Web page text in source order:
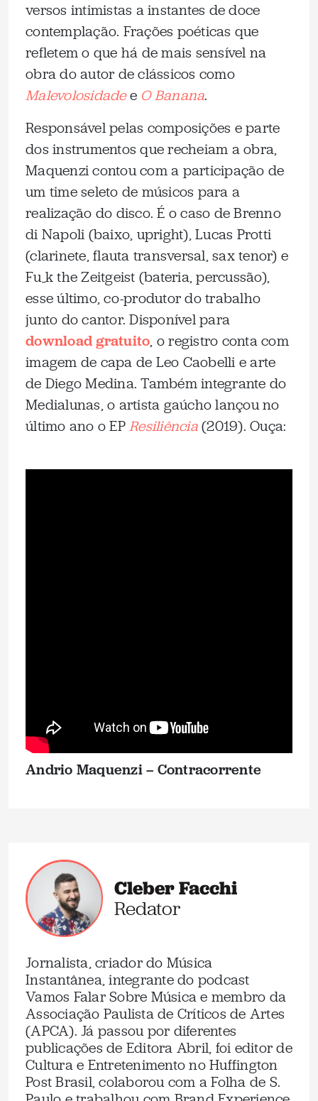
versos intimistas a instantes de doce
contemplação. Frações poéticas que
refletem o que há de mais sensível na
obra do autor de clássicos como
Malevolosidadee O Banana.
Responsável pelas composições e parte
dos instrumentos que recheiam a obra,
Maquenzi contou com a participação de
um time seleto de músicos para a
realização do disco. É o caso de Brenno
di Napoli (baixo, upright), Lucas Protti
(clarinete, flauta transversal, sax tenor) e
Fu_k the Zeitgeist (bateria, percussão),
esse último, co-produtor do trabalho
junto do cantor. Disponível para
download gratuito, o registro conta com
imagem de capa de Leo Caobelli e arte
de Diego Medina. Também integrante do
Medialunas, o artista gaúcho lançou no
último ano o EPResiliência(2019). Ouça:
Andrio Maquenzi – Contracorrente
Cleber Facchi
Redator
Jornalista, criador do Música
Instantânea, integrante do podcast
Vamos Falar Sobre Música e membro da
Associação Paulista de Críticos de Artes
(APCA). Já passou por diferentes
publicações de Editora Abril, foi editor de
Cultura e Entretenimento no Huffington
Post Brasil, colaborou com a Folha de S.